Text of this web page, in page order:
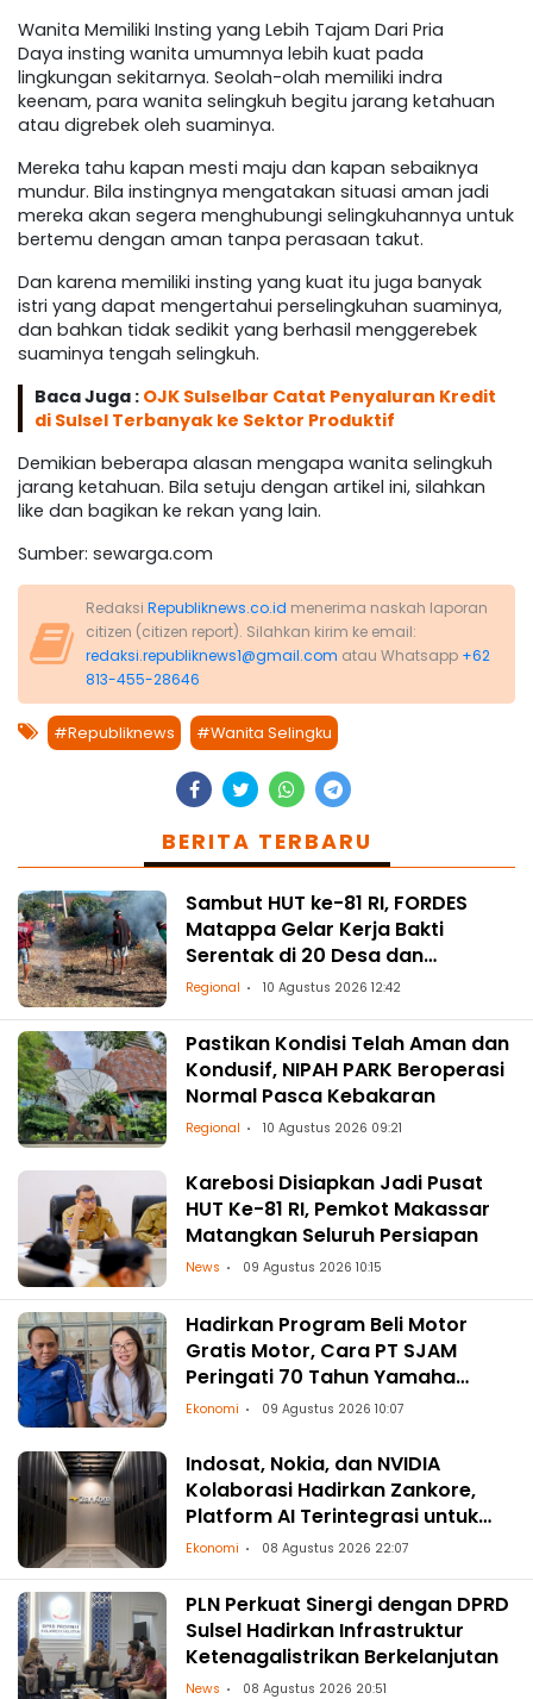
Wanita Memiliki Insting yang Lebih Tajam Dari Pria
Daya insting wanita umumnya lebih kuat pada
lingkungan sekitarnya. Seolah-olah memiliki indra
keenam, para wanita selingkuh begitu jarang ketahuan
atau digrebek oleh suaminya.
Mereka tahu kapan mesti maju dan kapan sebaiknya
mundur. Bila instingnya mengatakan situasi aman jadi
mereka akan segera menghubungi selingkuhannya untuk
bertemu dengan aman tanpa perasaan takut.
Dan karena memiliki insting yang kuat itu juga banyak
istri yang dapat mengertahui perselingkuhan suaminya,
dan bahkan tidak sedikit yang berhasil menggerebek
suaminya tengah selingkuh.
Baca Juga : OJK Sulselbar Catat Penyaluran Kredit
di Sulsel Terbanyak ke Sektor Produktif
Demikian beberapa alasan mengapa wanita selingkuh
jarang ketahuan. Bila setuju dengan artikel ini, silahkan
like dan bagikan ke rekan yang lain.
Sumber: sewarga.com
Redaksi Republiknews.co.id menerima naskah laporan
citizen (citizen report). Silahkan kirim ke email:
redaksi.republiknews1@gmail.com atau Whatsapp +62
813-455-28646
#Republiknews #Wanita Selingku
BERITA TERBARU
Sambut HUT ke-81 RI, FORDES
Matappa Gelar Kerja Bakti
Serentak di 20 Desa dan
Kelurahan
Regional 10 Agustus 2026 12:42
Pastikan Kondisi Telah Aman dan
Kondusif, NIPAH PARK Beroperasi
Normal Pasca Kebakaran
Regional 10 Agustus 2026 09:21
Karebosi Disiapkan Jadi Pusat
HUT Ke-81 RI, Pemkot Makassar
Matangkan Seluruh Persiapan
News 09 Agustus 2026 10:15
Hadirkan Program Beli Motor
Gratis Motor, Cara PT SJAM
Peringati 70 Tahun Yamaha
Indonesia dan HUT RI ke-81
Ekonomi 09 Agustus 2026 10:07
Indosat, Nokia, dan NVIDIA
Kolaborasi Hadirkan Zankore,
Platform AI Terintegrasi untuk
Asia-Pasifik
Ekonomi 08 Agustus 2026 22:07
PLN Perkuat Sinergi dengan DPRD
Sulsel Hadirkan Infrastruktur
Ketenagalistrikan Berkelanjutan
News 08 Agustus 2026 20:51